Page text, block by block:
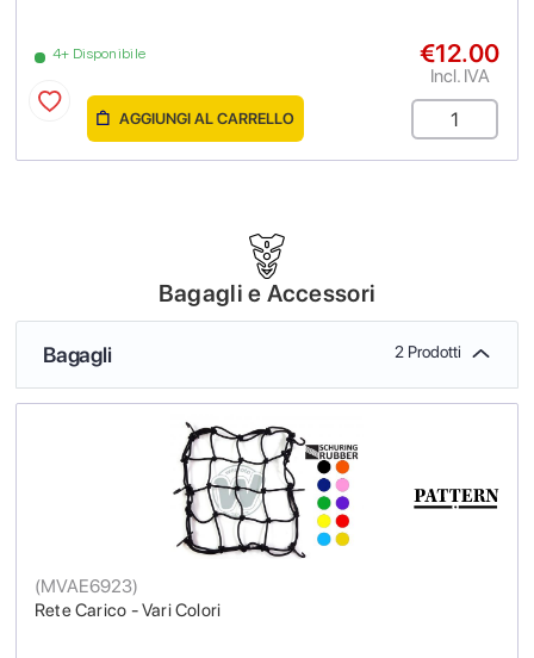
4+ Disponibile €12.00
Incl. IVA
AGGIUNGI AL CARRELLO
Bagagli e Accessori
Bagagli 2 Prodotti
Rete Carico - Vari Colori
(MVAE6923)